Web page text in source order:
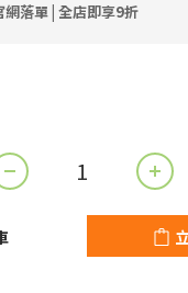
落單 | 全店即享9折